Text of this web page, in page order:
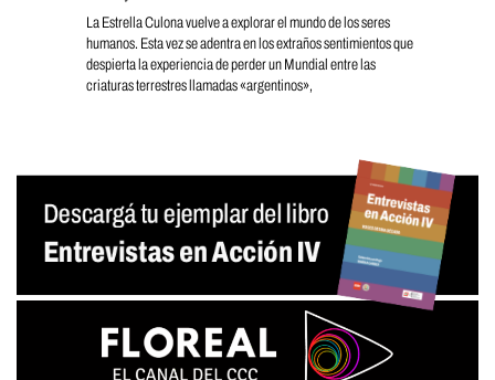
La Estrella Culona vuelve a explorar el mundo de los seres
humanos. Esta vez se adentra en los extraños sentimientos que
despierta la experiencia de perder un Mundial entre las
criaturas terrestres llamadas «argentinos»,